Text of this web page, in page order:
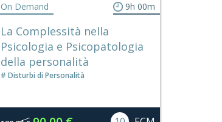
On Demand 9h 00m
La Complessità nella
Psicologia e Psicopatologia
della personalità
Disturbi di Personalità